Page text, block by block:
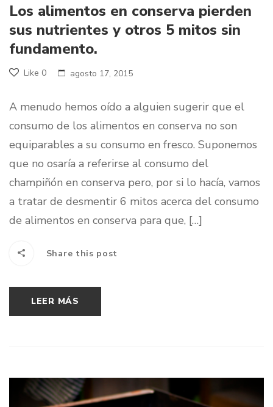
Los alimentos en conserva pierden
sus nutrientes y otros 5 mitos sin
fundamento.
Like 0 agosto 17, 2015
A menudo hemos oído a alguien sugerir que el
consumo de los alimentos en conserva no son
equiparables a su consumo en fresco. Suponemos
que no osaría a referirse al consumo del
champiñón en conserva pero, por si lo hacía, vamos
a tratar de desmentir 6 mitos acerca del consumo
de alimentos en conserva para que, […]
LEER MÁS
Share this post